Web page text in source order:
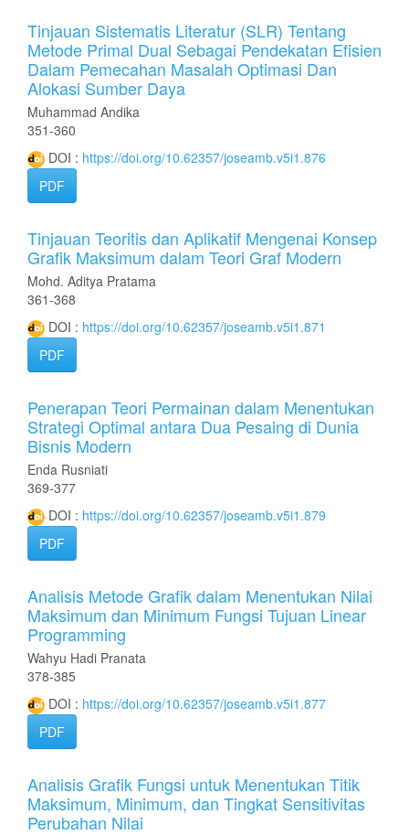
Tinjauan Sistematis Literatur (SLR) Tentang
Metode Primal Dual Sebagai Pendekatan Efisien
Dalam Pemecahan Masalah Optimasi Dan
Alokasi Sumber Daya
Muhammad Andika
351-360
DOI : https://doi.org/10.62357/joseamb.v5i1.876
PDF
Tinjauan Teoritis dan Aplikatif Mengenai Konsep
Grafik Maksimum dalam Teori Graf Modern
Mohd. Aditya Pratama
361-368
DOI : https://doi.org/10.62357/joseamb.v5i1.871
PDF
Penerapan Teori Permainan dalam Menentukan
Strategi Optimal antara Dua Pesaing di Dunia
Bisnis Modern
Enda Rusniati
369-377
DOI : https://doi.org/10.62357/joseamb.v5i1.879
PDF
Analisis Metode Grafik dalam Menentukan Nilai
Maksimum dan Minimum Fungsi Tujuan Linear
Programming
Wahyu Hadi Pranata
378-385
DOI : https://doi.org/10.62357/joseamb.v5i1.877
PDF
Analisis Grafik Fungsi untuk Menentukan Titik
Maksimum, Minimum, dan Tingkat Sensitivitas
Perubahan Nilai